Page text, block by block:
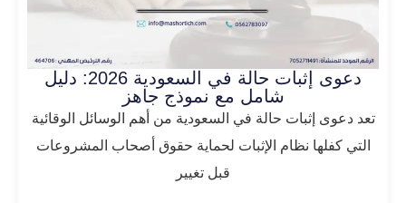
دعوى إثبات حالة في السعودية 2026: دليل
شامل مع نموذج جاهز
تعد دعوى إثبات حالة في السعودية من أهم الوسائل الوقائية
التي كفلها نظام الإثبات لحماية حقوق أصحاب المشروعات
قبل تغيير